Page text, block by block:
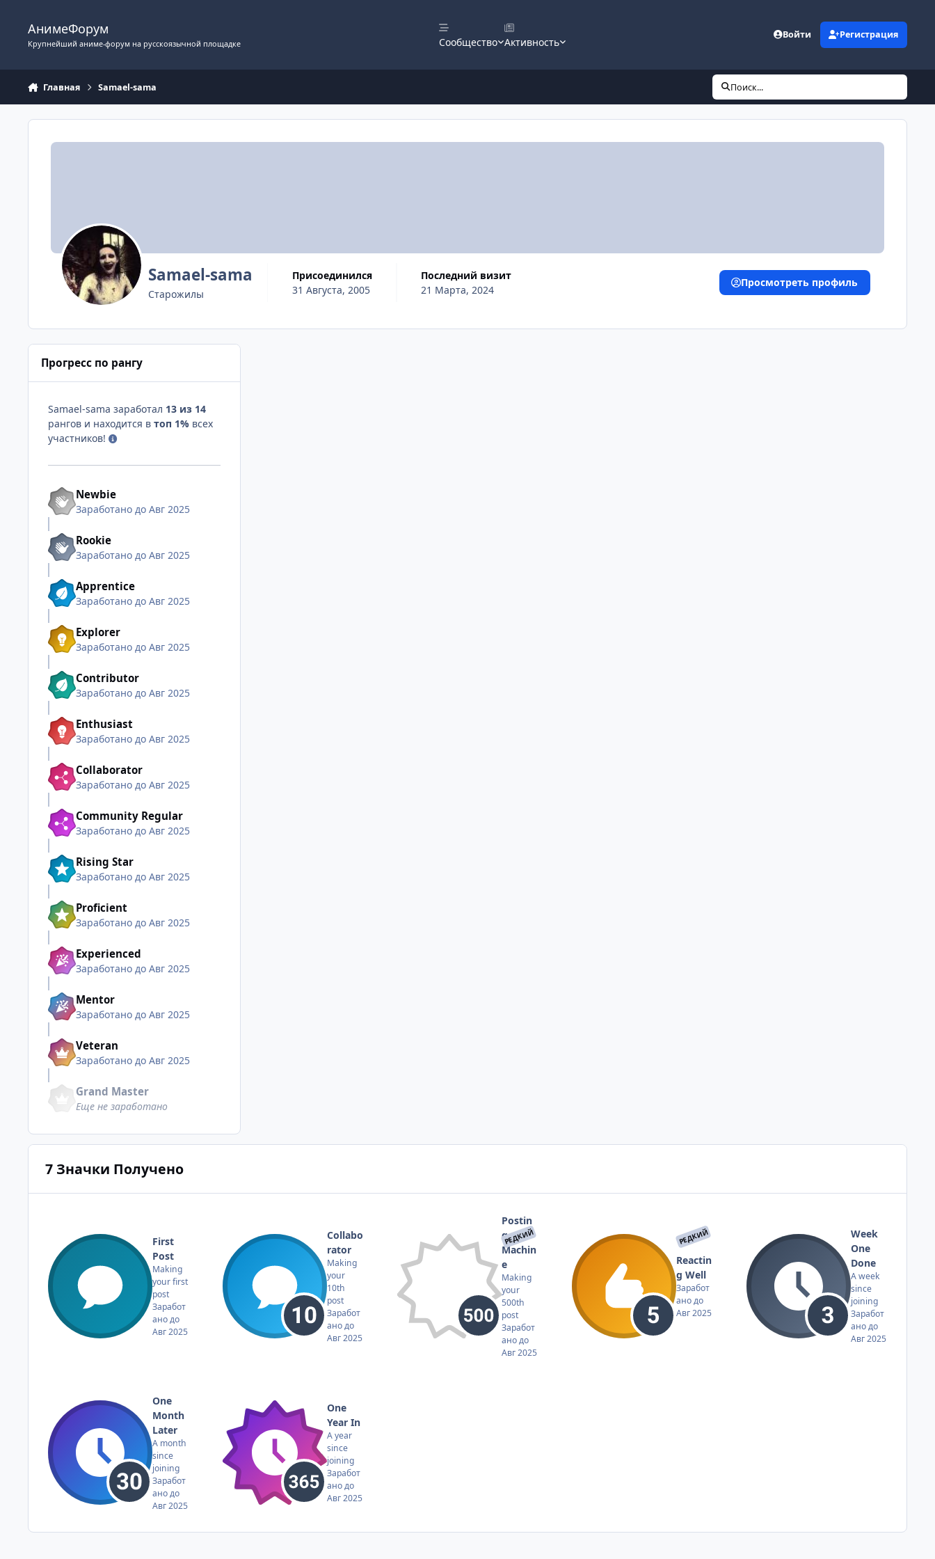
АнимеФорум
Крупнейший аниме-форум на русскоязычной площадке Сообщество Активность
Войти Регистрация
Главная Samael-sama Поиск...
Samael-sama
Старожилы
Присоединился
31 Августа, 2005
Последний визит
21 Марта, 2024
Просмотреть профиль
Прогресс по рангу
Samael-sama заработал 13 из 14
рангов и находится в топ 1% всех
участников!
Newbie
Заработано до Авг 2025
Rookie
Заработано до Авг 2025
Apprentice
Заработано до Авг 2025
Explorer
Заработано до Авг 2025
Contributor
Заработано до Авг 2025
Enthusiast
Заработано до Авг 2025
Collaborator
Заработано до Авг 2025
Community Regular
Заработано до Авг 2025
Rising Star
Заработано до Авг 2025
Proficient
Заработано до Авг 2025
Experienced
Заработано до Авг 2025
Mentor
Заработано до Авг 2025
Veteran
Заработано до Авг 2025
Grand Master
Еще не заработано
7 Значки Получено
First
Post
Making
your first
post
Заработ
ано до
Авг 2025
Collabo
rator
Making
your
10th
post
Заработ
ано до
Авг 2025
РЕДКИЙ
Postin
g
Machin
e
Making
your
500th
post
Заработ
ано до
Авг 2025
РЕДКИЙ
Reactin
g Well
Заработ
ано до
Авг 2025
Week
One
Done
A week
since
joining
Заработ
ано до
Авг 2025
One
Month
Later
A month
since
joining
Заработ
ано до
Авг 2025
One
Year In
A year
since
joining
Заработ
ано до
Авг 2025